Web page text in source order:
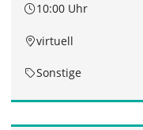
10:00 Uhr
virtuell
Sonstige